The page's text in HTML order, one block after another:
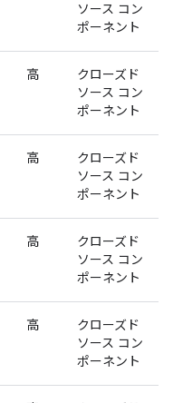
ソース コン
ポーネント
高
クローズド
ソース コン
ポーネント
高
クローズド
ソース コン
ポーネント
高
クローズド
ソース コン
ポーネント
高
クローズド
ソース コン
ポーネント